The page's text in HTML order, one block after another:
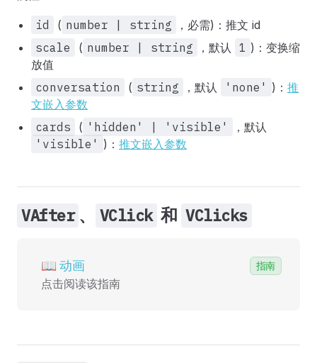
id ( number | string
，必需)：推文 id
scale
( number | string ，默认 1 )：变换缩
放值
conversation
( string ，默认 'none' )： 推
文嵌入参数
cards
( 'hidden' | 'visible'
，默认
'visible' )： 推文嵌入参数
VAfter 、 VClick 和 VClicks
📖 动画 指南
点击阅读该指南